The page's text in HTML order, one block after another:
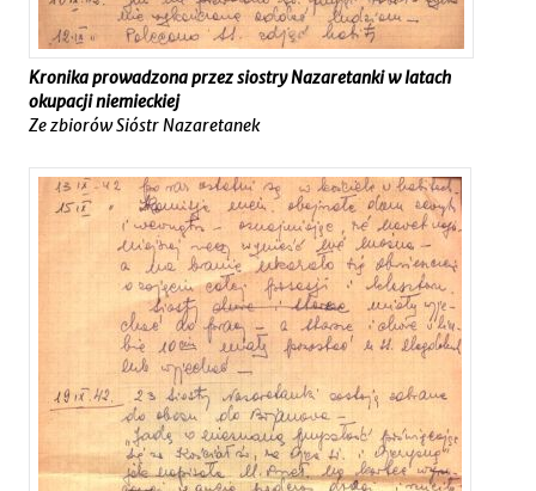
Kronika prowadzona przez siostry Nazaretanki w latach
okupacji niemieckiej
Ze zbiorów Sióstr Nazaretanek